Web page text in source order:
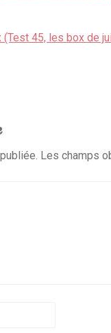
45, les box de
Les champs